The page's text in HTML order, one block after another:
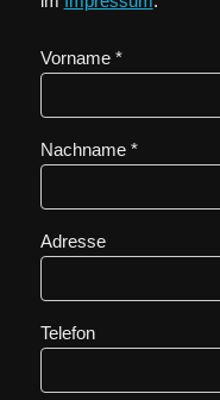
Vorname *
Nachname *
Adresse
Telefon